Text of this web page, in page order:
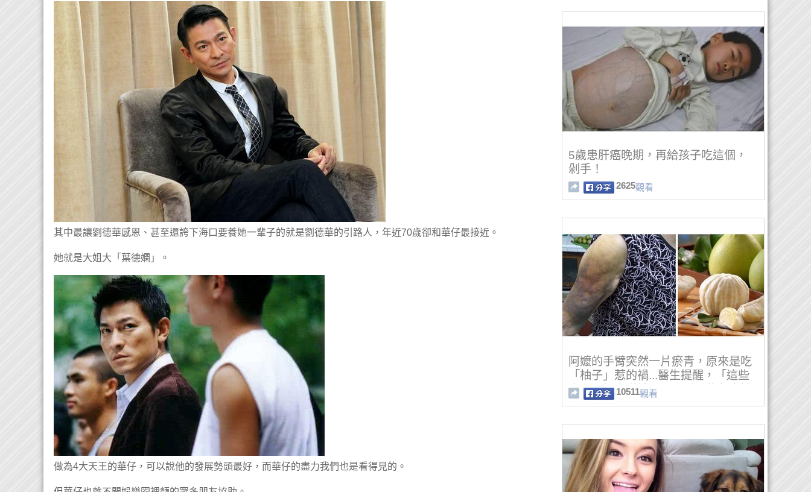
其中最讓劉德華感恩、甚至還誇下海口要養她一輩子的就是劉德華的引路人，年近70歲卻和華仔最接近。
她就是大姐大「葉德嫻」。
做為4大天王的華仔，可以說他的發展勢頭最好，而華仔的盡力我們也是看得見的。
5歲患肝癌晚期，再給孩子吃這個，
剁手！
2625觀看
阿嬤的手臂突然一片瘀青，原來是吃
「柚子」惹的禍...醫生提醒，「這些
人」最好少碰柚子，嚴重可能危害性
命！
10511觀看